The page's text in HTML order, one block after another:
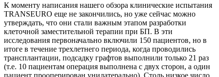
К моменту написания нашего обзора клинические испытания
TRANSEURO еще не закончились, но уже сейчас можно
утверждать, что они стали важным этапом разработки
клеточной заместительной терапии при БП. В эти
исследования первоначально включили 150 пациентов, но в
итоге в течение трехлетнего периода, когда проводились
трансплантации, подсадку графтов выполнили только 21 раз
(т.е. 10 пациентам операция выполнена с двух сторон, а один
пациент прооперирован унилатерально). Столь низкое число